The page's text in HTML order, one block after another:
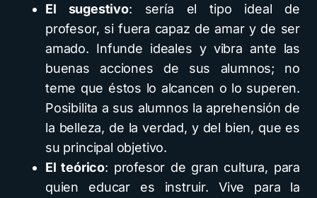
El sugestivo: sería el tipo ideal de
profesor, si fuera capaz de amar y de ser
amado. Infunde ideales y vibra ante las
buenas acciones de sus alumnos; no
teme que éstos lo alcancen o lo superen.
Posibilita a sus alumnos la aprehensión de
la belleza, de la verdad, y del bien, que es
su principal objetivo.
El teórico: profesor de gran cultura, para
quien educar es instruir. Vive para la